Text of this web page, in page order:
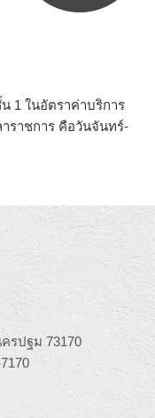
1 ในอัตราค่าบริการ
าราชการ คือวันจันทร์-
รปฐม 73170